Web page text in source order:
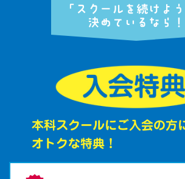
「スクールを続けよ
決めているなら！
本科スクールにご入会の方
オトクな特典！